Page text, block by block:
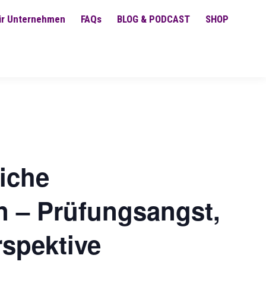
Unternehmen FAQs BLOG & PODCAST SHOP
– Prüfungsangst,